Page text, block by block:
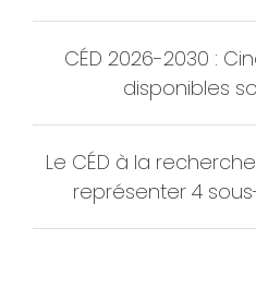
CÉD 2026-2030 :
disponibles
Le CÉD à la
représenter 4